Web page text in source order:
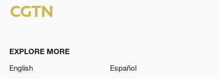
EXPLORE MORE
English
Español